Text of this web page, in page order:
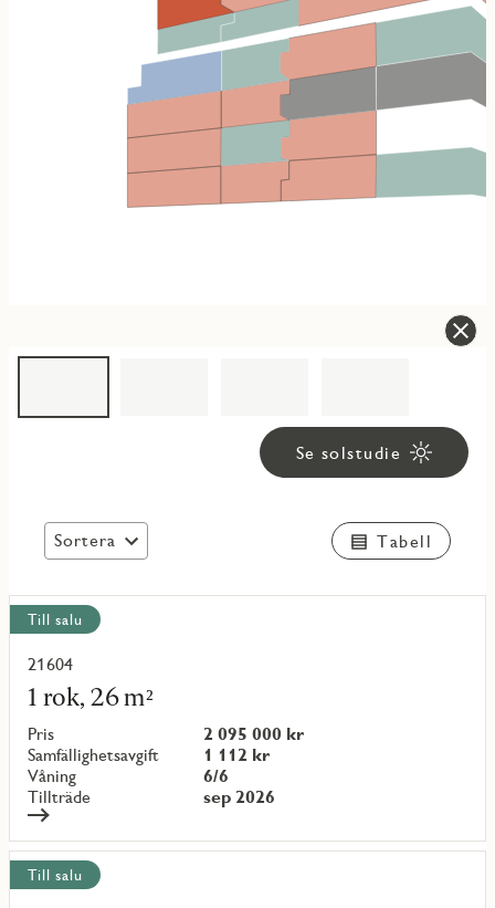
Se solstudie
Sortera Tabell
Visa
alla
objekt
Till salu
21604
1 rok, 26 m²
Pris
2 095 000 kr
Samfällighetsavgift
1 112 kr
Våning
6/6
Tillträde
sep 2026
Läs
mer
om
objekt
{objectNumber}
Till salu